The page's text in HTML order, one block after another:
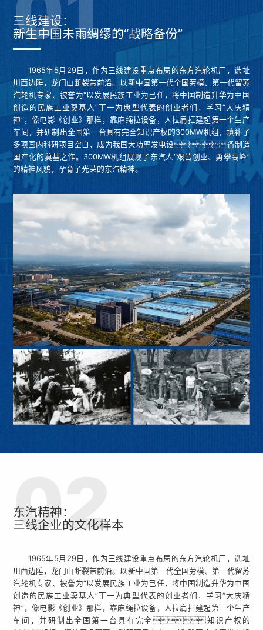
三线建设：
新生中国未雨绸缪的“战略备份”
1965年5月29日，作为三线建设重点布局的东方汽轮机厂，选址
川西边陲，龙门山断裂带前沿。以新中国第一代全国劳模、第一代留苏
汽轮机专家、被誉为“以发展民族工业为己任，将中国制造升华为中国
创造的民族工业奠基人”丁一为典型代表的创业者们，学习“大庆精
神”，像电影《创业》那样，靠麻绳拉设备，人拉肩扛建起第一个生产
车间，并研制出全国第一台具有完全知识产权的300MW机组，填补了
多项国内科研项目空白，成为我国大功率发电设备制造
国产化的奠基之作。300MW机组展现了东汽人“艰苦创业、勇攀高峰”
的精神风貌，孕育了光荣的东汽精神。
东汽精神：
三线企业的文化样本
1965年5月29日，作为三线建设重点布局的东方汽轮机厂，选址
川西边陲，龙门山断裂带前沿。以新中国第一代全国劳模、第一代留苏
汽轮机专家、被誉为“以发展民族工业为己任，将中国制造升华为中国
创造的民族工业奠基人”丁一为典型代表的创业者们，学习“大庆精
神”，像电影《创业》那样，靠麻绳拉设备，人拉肩扛建起第一个生产
车间，并研制出全国第一台具有完全知识产权的